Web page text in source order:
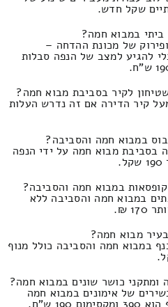
במבוא חמה?
של מכונת ההדחה –
להגיע למצב של הנפה סבלות
לקיר בסביבת מבוא חמה?
קיר הדירה אם זה נדרש העלות
במבוא חמה והסביבה?
בסביבת מבוא חמה על ידי הנפה
במבוא חמה והסביבה?
במבוא חמה והסביבה ללא
מבוא חמה?
במבוא חמה והסביבה כולל מנוף
כושר שונים במבוא חמה?
של אימונים במבוא חמה